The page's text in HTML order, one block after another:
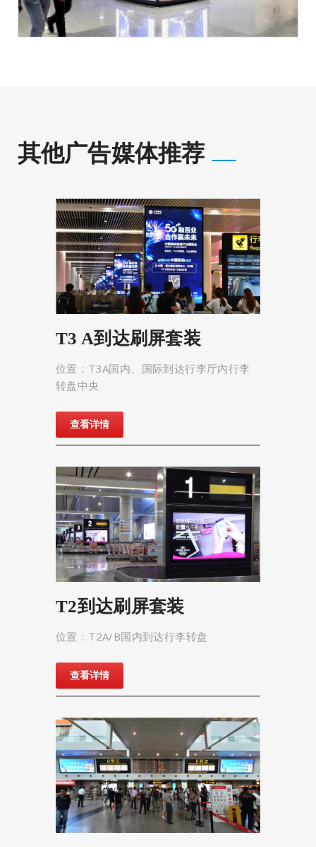
其他广告媒体推荐
T3 A到达刷屏套装
位置：T3A国内、国际到达行李厅内行李
转盘中央
查看详情
T2到达刷屏套装
位置：T2A/B国内到达行李转盘
查看详情